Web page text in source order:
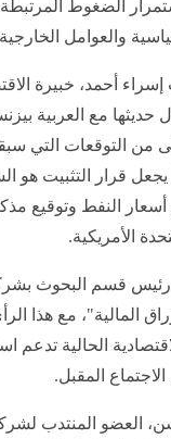
الضغوط
والعوامل
أحمد، خبيرة
حديثها مع العربية
من التوقعات التي
يجعل قرار التثبيت هو
النفط وتوقيع
الأمريكية.
رئيس قسم البحوث
المالية"، مع هذا
الحالية تدعم
الاجتماع المقبل.
العضو المنتدب لشركة